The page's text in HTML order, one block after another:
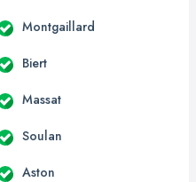
Montgaillard
Biert
Massat
Soulan
Aston